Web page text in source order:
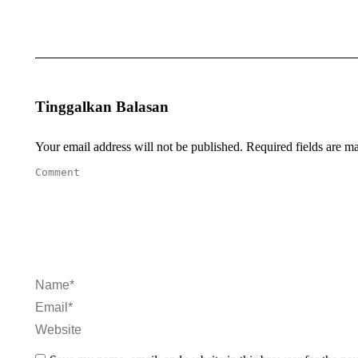
Tinggalkan Balasan
Your email address will not be published. Required fields are
Comment
Name *
Email *
Website